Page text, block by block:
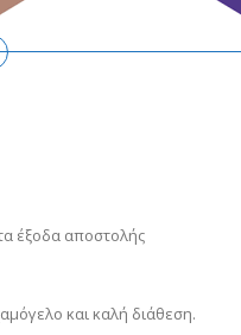
έξοδα αποστολής
και καλή διάθεση.